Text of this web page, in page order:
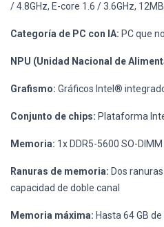
/ 4.8GHz, E-core 1.6 / 3.6GHz, 12MB
Categoría de PC con IA: PC que
NPU (Unidad Nacional de
Grafismo: Gráficos Intel®
Conjunto de chips: Plataforma
Memoria: 1x DDR5-5600 SO-DIMM
Ranuras de memoria: Dos
capacidad de doble canal
Memoria máxima: Hasta 64 GB